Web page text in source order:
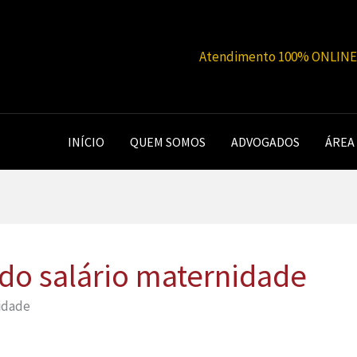
Atendimento 100%
INÍCIO QUEM SOMOS ADVOGADOS
salário maternidade